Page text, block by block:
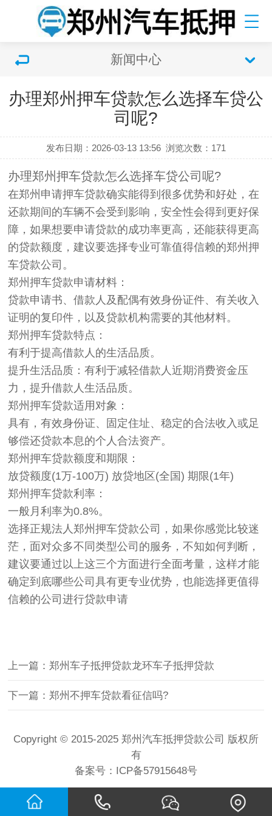
新闻中心
办理郑州押车贷款怎么选择车贷公
司呢?
发布日期：2026-03-13 13:56 浏览次数： 171
办理郑州押车贷款怎么选择车贷公司呢?
在郑州申请押车贷款确实能得到很多优势和好处，在
还款期间的车辆不会受到影响，安全性会得到更好保
障，如果想要申请贷款的成功率更高，还能获得更高
的贷款额度，建议要选择专业可靠值得信赖的郑州押
车贷款公司。
郑州押车贷款申请材料：
贷款申请书、借款人及配偶有效身份证件、有关收入
证明的复印件，以及贷款机构需要的其他材料。
郑州押车贷款特点：
有利于提高借款人的生活品质。
提升生活品质：有利于减轻借款人近期消费资金压
力，提升借款人生活品质。
郑州押车贷款适用对象：
具有，有效身份证、固定住址、稳定的合法收入或足
够偿还贷款本息的个人合法资产。
郑州押车贷款额度和期限：
放贷额度(1万-100万) 放贷地区(全国) 期限(1年)
郑州押车贷款利率：
一般月利率为0.8%。
选择正规法人郑州押车贷款公司，如果你感觉比较迷
茫，面对众多不同类型公司的服务，不知如何判断，
建议要通过以上这三个方面进行全面考量，这样才能
确定到底哪些公司具有更专业优势，也能选择更值得
信赖的公司进行贷款申请
上一篇：郑州车子抵押贷款龙环车子抵押贷款
下一篇：郑州不押车贷款看征信吗?
Copyright © 2015-2025 郑州汽车抵押贷款公司 版权所
有
备案号： ICP备57915648号